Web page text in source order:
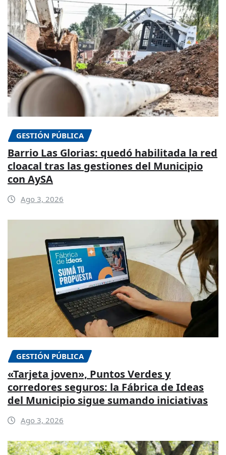
GESTIÓN PÚBLICA
Barrio Las Glorias: quedó habilitada la red
cloacal tras las gestiones del Municipio
con AySA
Ago 3, 2026
GESTIÓN PÚBLICA
«Tarjeta joven», Puntos Verdes y
corredores seguros: la Fábrica de Ideas
del Municipio sigue sumando iniciativas
Ago 3, 2026